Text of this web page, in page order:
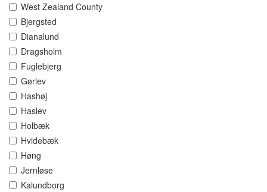
West Zealand County
Bjergsted
Dianalund
Dragsholm
Fuglebjerg
Gørlev
Hashøj
Haslev
Holbæk
Hvidebæk
Høng
Jernløse
Kalundborg